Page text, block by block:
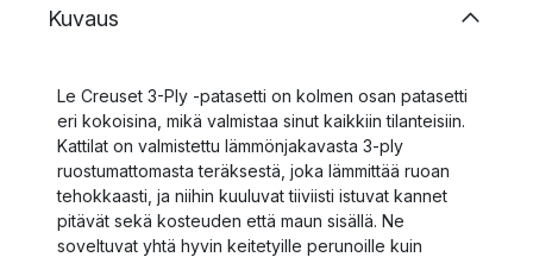
Kuvaus
Le Creuset 3-Ply -patasetti on kolmen osan patasetti
eri kokoisina, mikä valmistaa sinut kaikkiin tilanteisiin.
Kattilat on valmistettu lämmönjakavasta 3-ply
ruostumattomasta teräksestä, joka lämmittää ruoan
tehokkaasti, ja niihin kuuluvat tiiviisti istuvat kannet
pitävät sekä kosteuden että maun sisällä. Ne
soveltuvat yhtä hyvin keitetyille perunoille kuin